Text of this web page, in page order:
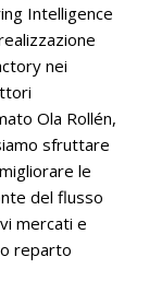
Intelligence
nei
Ola Rollén,
sfruttare
le
del flusso
mercati e
reparto